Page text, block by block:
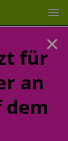
×
für
an
dem